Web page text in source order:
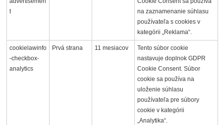
t
na zaznamenanie súhlasu
používateľa s cookies v
kategórii „Reklama“.
cookielawinfo
-checkbox-
analytics
Prvá strana 11 mesiacov
Tento súbor cookie
nastavuje doplnok GDPR
Cookie Consent. Súbor
cookie sa používa na
uloženie súhlasu
používateľa pre súbory
cookie v kategórii
„Analytika“.